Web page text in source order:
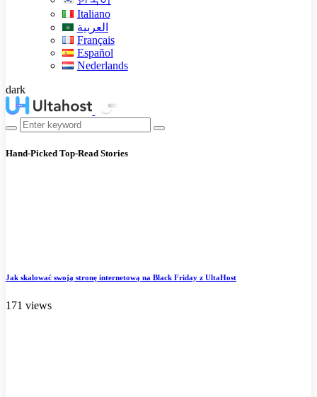
Italiano
العربية
Français
Español
Nederlands
dark
Hand-Picked Top-Read Stories
Jak skalować swoją stronę internetową na Black Friday z UltaHost
171 views